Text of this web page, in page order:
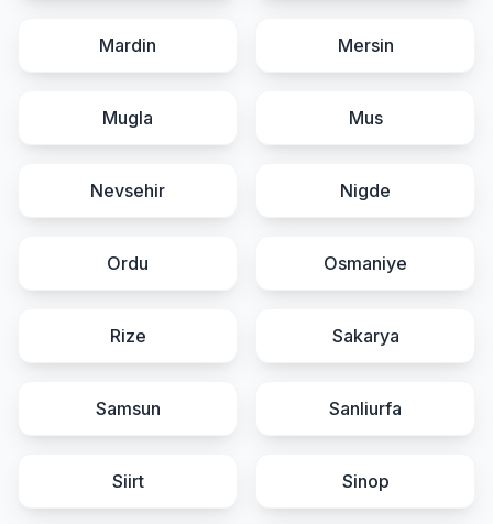
Mardin Mersin
Mugla Mus
Nevsehir Nigde
Ordu Osmaniye
Rize Sakarya
Samsun Sanliurfa
Siirt Sinop